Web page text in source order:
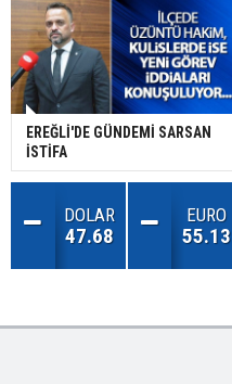
EREĞLİ'DE GÜNDEMİ SARSAN
İSTİFA
DOLAR
47.68
EURO
55.13